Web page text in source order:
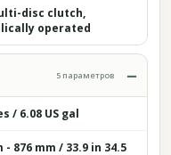
disc clutch,
operated
5 параметров
/ 6.08 US gal
- 876 mm / 33.9 in 34.5